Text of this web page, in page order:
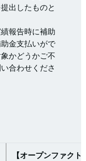
出したものと
報告時に補助
金支払いがで
かどうかご不
合わせくださ
【オープンファクト